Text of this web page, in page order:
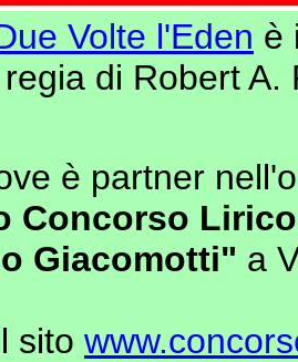
Volte l'Eden è
di Robert A.
è partner
Concorso
Giacomotti" a
sito